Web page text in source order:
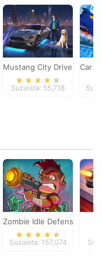
Adventure
Mustang City Driver
Suzaista: 55,718
Car
Zombie Idle Defense
Suzaista: 157,074